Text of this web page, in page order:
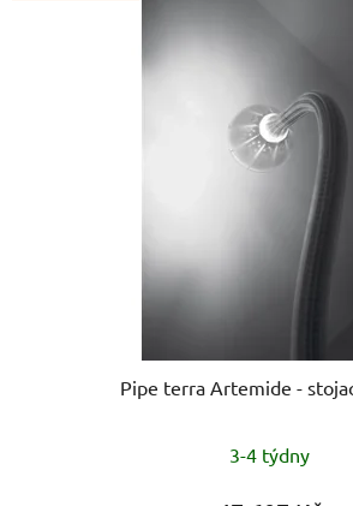
Pipe terra Artemide -
3-4 týdny